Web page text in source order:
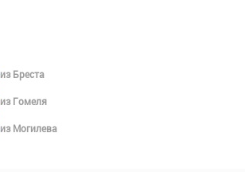
из Бреста
из Гомеля
из Могилева